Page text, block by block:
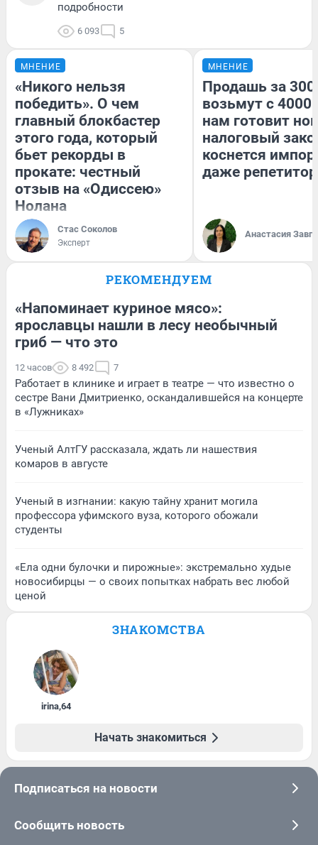
подробности
6 093 5
МНЕНИЕ
«Никого нельзя
победить». О чем
главный блокбастер
этого года, который
бьет рекорды в
прокате: честный
отзыв на «Одиссею»
Нолана
Стас Соколов
Эксперт
МНЕНИЕ
Продашь за
возьмут с
нам готовит
налоговый
коснется
даже
Анастасия
РЕКОМЕНДУЕМ
«Напоминает куриное мясо»:
ярославцы нашли в лесу необычный
гриб — что это
12 часов 8 492 7
Работает в клинике и играет в театре — что известно о
сестре Вани Дмитриенко, оскандалившейся на концерте
в «Лужниках»
Ученый АлтГУ рассказала, ждать ли нашествия
комаров в августе
Ученый в изгнании: какую тайну хранит могила
профессора уфимского вуза, которого обожали
студенты
«Ела одни булочки и пирожные»: экстремально худые
новосибирцы — о своих попытках набрать вес любой
ценой
ЗНАКОМСТВА
irina,64
Начать знакомиться
Подписаться на новости
Сообщить новость